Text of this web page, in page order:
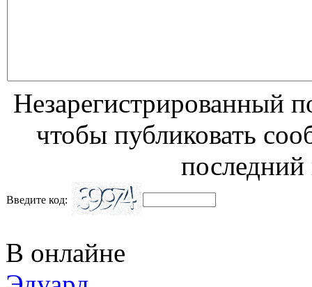
Незарегистрированный
чтобы публиковать
Введите код:
В онлайне